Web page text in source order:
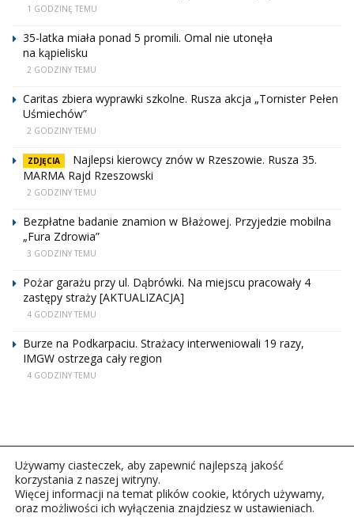
1 GODZINĘ TEMU
35-latka miała ponad 5 promili. Omal nie utonęła
na kąpielisku
2 GODZINY TEMU
Caritas zbiera wyprawki szkolne. Rusza akcja „Tornister Pełen
Uśmiechów”
2 GODZINY TEMU
ZDJĘCIA
Najlepsi kierowcy znów w Rzeszowie. Rusza 35.
MARMA Rajd Rzeszowski
2 GODZINY TEMU
Bezpłatne badanie znamion w Błażowej. Przyjedzie mobilna
„Fura Zdrowia”
3 GODZINY TEMU
Pożar garażu przy ul. Dąbrówki. Na miejscu pracowały 4
zastępy straży [AKTUALIZACJA]
4 GODZINY TEMU
Burze na Podkarpaciu. Strażacy interweniowali 19 razy,
IMGW ostrzega cały region
4 GODZINY TEMU
Używamy ciasteczek, aby zapewnić najlepszą jakość
korzystania z naszej witryny.
Więcej informacji na temat plików cookie, których używamy,
oraz możliwości ich wyłączenia znajdziesz w ustawieniach.